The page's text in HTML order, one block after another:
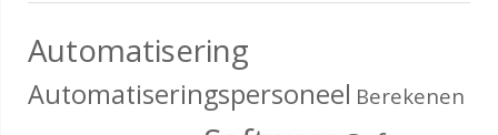
Automatisering
Automatiseringspersoneel Berekenen